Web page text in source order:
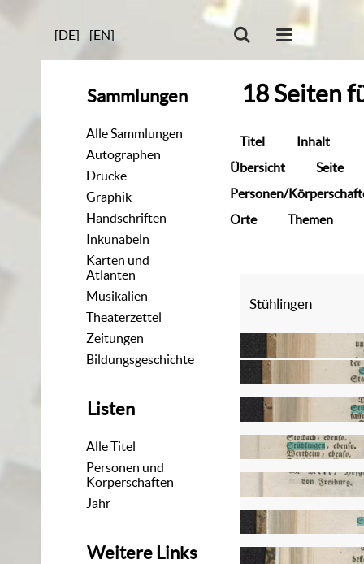
[DE] [EN]
Sammlungen
Alle Sammlungen
Autographen
Drucke
Graphik
Handschriften
Inkunabeln
Karten und
Atlanten
Musikalien
Theaterzettel
Zeitungen
Bildungsgeschichte
Listen
Alle Titel
Personen und
Körperschaften
Jahr
Weitere Links
18Seiten
Titel
Inhalt
Übersicht
Seite
Personen/
Orte
Themen
Stühlingen